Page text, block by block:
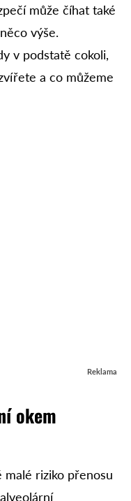
může číhat také
výše.
v podstatě cokoli,
a co můžeme
Reklama
okem
riziko přenosu